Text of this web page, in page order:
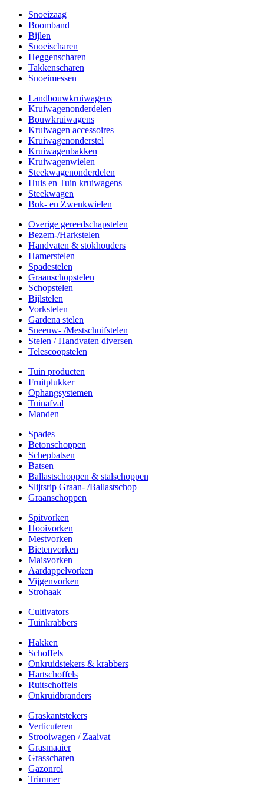
Snoeizaag
Boomband
Bijlen
Snoeischaren
Heggenscharen
Takkenscharen
Snoeimessen
Landbouwkruiwagens
Kruiwagenonderdelen
Bouwkruiwagens
Kruiwagen accessoires
Kruiwagenonderstel
Kruiwagenbakken
Kruiwagenwielen
Steekwagenonderdelen
Huis en Tuin kruiwagens
Steekwagen
Bok- en Zwenkwielen
Overige gereedschapstelen
Bezem-/Harkstelen
Handvaten & stokhouders
Hamerstelen
Spadestelen
Graanschopstelen
Schopstelen
Bijlstelen
Vorkstelen
Gardena stelen
Sneeuw- /Mestschuifstelen
Stelen / Handvaten diversen
Telescoopstelen
Tuin producten
Fruitplukker
Ophangsystemen
Tuinafval
Manden
Spades
Betonschoppen
Schepbatsen
Batsen
Ballastschoppen & stalschoppen
Slijtsrip Graan- /Ballastschop
Graanschoppen
Spitvorken
Hooivorken
Mestvorken
Bietenvorken
Maisvorken
Aardappelvorken
Vijgenvorken
Strohaak
Cultivators
Tuinkrabbers
Hakken
Schoffels
Onkruidstekers & krabbers
Hartschoffels
Ruitschoffels
Onkruidbranders
Graskantstekers
Verticuteren
Strooiwagen / Zaaivat
Grasmaaier
Grasscharen
Gazonrol
Trimmer